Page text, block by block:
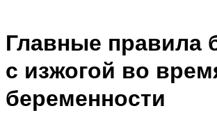
Главные правила
с изжогой во
беременности